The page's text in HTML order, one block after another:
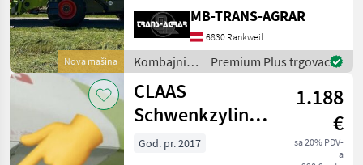
Nova mašina
Motor: 190 kW / 258 PS
(Stage V) DYNAMIC POWER
Leistungssteuerung
Hydrostatischer Fahrantrie
MB-TRANS-AGRAR
6830 Rankweil
Kombajni /
Claas
Premium Plus trgovac
CLAAS
Schwenkzylinder
Auslaufrohr
1.188
€
sa 20% PDV-
a
God. pr. 2017